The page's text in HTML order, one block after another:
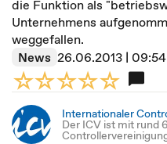
die Funktion als
Unternehmens
weggefallen.
News 26.06.2013 |
Internationaler
Der ICV ist mit rund